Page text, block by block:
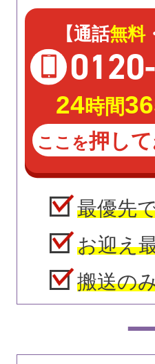
【通話無料
0120-
24時間
ここを押して
最優先
お迎え
搬送の